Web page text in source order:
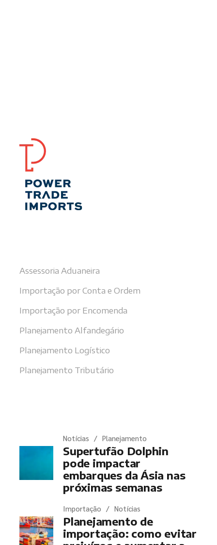
Assessoria Aduaneira
Importação por Conta e Ordem
Importação por Encomenda
Planejamento Alfandegário
Planejamento Logístico
Planejamento Tributário
Notícias Planejamento
Supertufão Dolphin
pode impactar
embarques da Ásia nas
próximas semanas
Importação Notícias
Planejamento de
importação: como evitar